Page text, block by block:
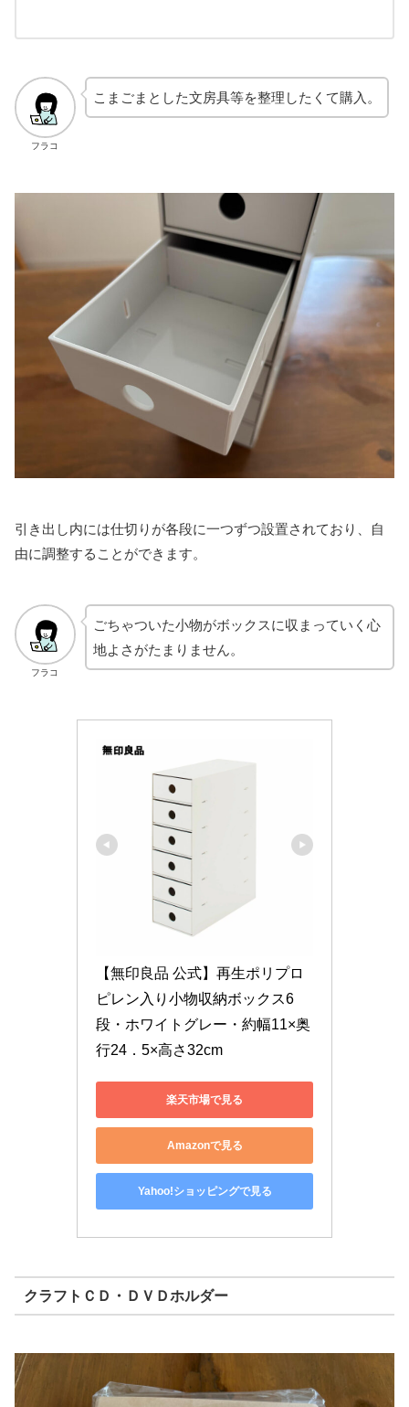
フラコ
こまごまとした文房具等を整理したくて購入。
引き出し内には仕切りが各段に一つずつ設置されており、自
由に調整することができます。
フラコ
ごちゃついた小物がボックスに収まっていく心
地よさがたまりません。
【無印良品 公式】再生ポリプロ
ピレン入り小物収納ボックス6
段・ホワイトグレー・約幅11×奥
行24．5×高さ32cm
楽天市場で見る
Amazonで見る
Yahoo!ショッピングで見る
クラフトＣＤ・ＤＶＤホルダー